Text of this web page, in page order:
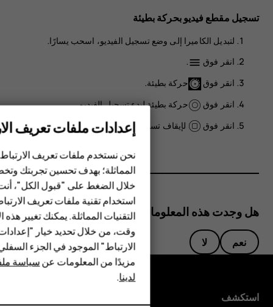
الهواتف الذكية
الهواتف المميزة
HMD Terra M
HMD DUB
HMD Watch
للأعمال
تسجيل مقطع فيديو بحركة بطيئة
لتبديل الكاميرا إلى وضع تسجيل الفيديو، اسحب يسارًا.
انقر فوق menu
.
انقر فوق
حركة بطيئة.
انقر فوق
حركة بطيئةلبدء تسجيل الفيديو.
انقر فوق
لإيقاف تسجيل الفيديو.
هل وجدت هذه المعلومات مفيدة؟
نعم لا
استكشف
إعدادات ملفات تعريف
نحن نستخدم ملفات تعريف
المماثلة؛ بهدف تحسين تجربتك
خلال الضغط على "قبول الكل"،
استخدام تقنية ملفات تعريف
التقنيات المماثلة. يمكنك تغيير
وقت، من خلال تحديد خيار
الارتباط" الموجود في الجزء
مزيدًا من المعلومات عنسياسة
لدينا.